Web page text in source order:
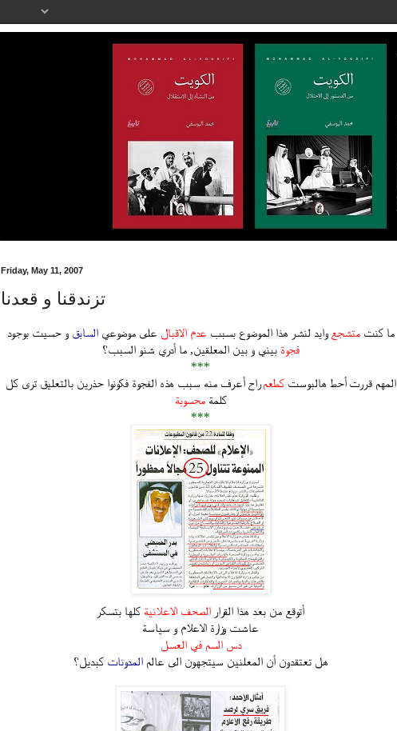
Friday, May 11, 2007
تزندقنا و قعدنا
ما كنتمتشجعوايد لنشر هذا الموضوع بسببعدم الاقبال على موضوعي السابق و حسيت بوجود
فجوة بيني و بين المعلقين, ما أدري شنو السبب؟
***
المهم قررت أحط هالبوستكطعم راح أعرف منه سبب هذه الفجوة فكونوا حذرين بالتعليق ترى كل
كلمةمحسوبة
***
أتوقع من بعد هذا القرار الصحف الاعلانية كلها بتسكر
عاشت وزارة الاعلام و سياسة
دس السم في العسل
هل تعتقدون أن المعلنين سيتجهون الى عالمالمدونات كبديل؟